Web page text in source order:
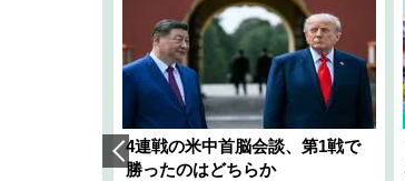
4連戦の米中首脳会談、第1戦で
勝ったのはどちらか